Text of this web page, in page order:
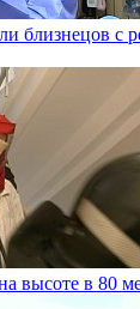
близнецов с
высоте в 80